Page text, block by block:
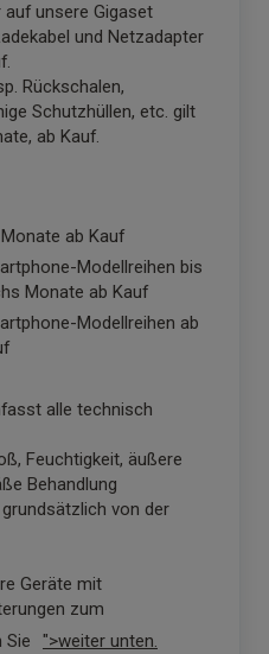
unsere Gigaset
und Netzadapter
Rückschalen,
Schutzhüllen, etc. gilt
ab Kauf.
ab Kauf
Modellreihen bis
Monate ab Kauf
Modellreihen ab
alle technisch
Feuchtigkeit, äußere
Behandlung
von der
Geräte mit
zum
Sie
">weiter unten.